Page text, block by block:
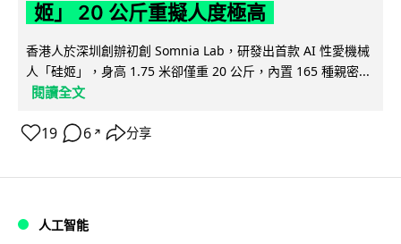
姬」 20 公斤重擬人度極高
香港人於深圳創辦初創 Somnia Lab，研發出首款 AI 性愛機械
人「硅姬」，身高 1.75 米卻僅重 20 公斤，內置 165 種親密...
閱讀全文
19 6 ↗ 分享
人工智能